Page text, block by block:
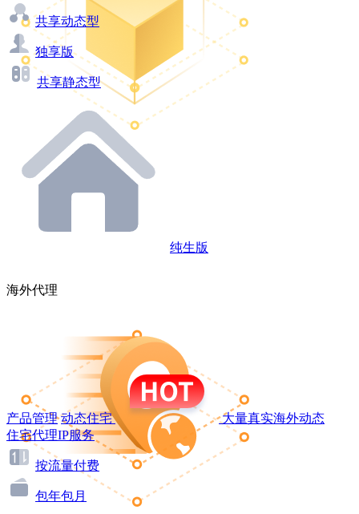
共享动态型
独享版
共享静态型
纯生版
海外代理
产品管理 动态住宅
大量真实海外动态
住宅代理IP服务
按流量付费
包年包月